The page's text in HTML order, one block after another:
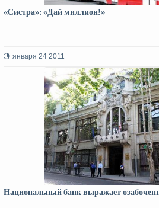
«Систра»: «Дай миллион!»
января 24 2011
Национальный банк выражает